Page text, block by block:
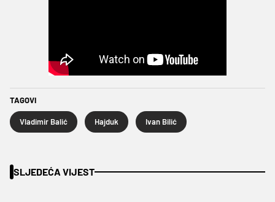
TAGOVI
Vladimir Balić Hajduk Ivan Bilić
SLJEDEĆA VIJEST